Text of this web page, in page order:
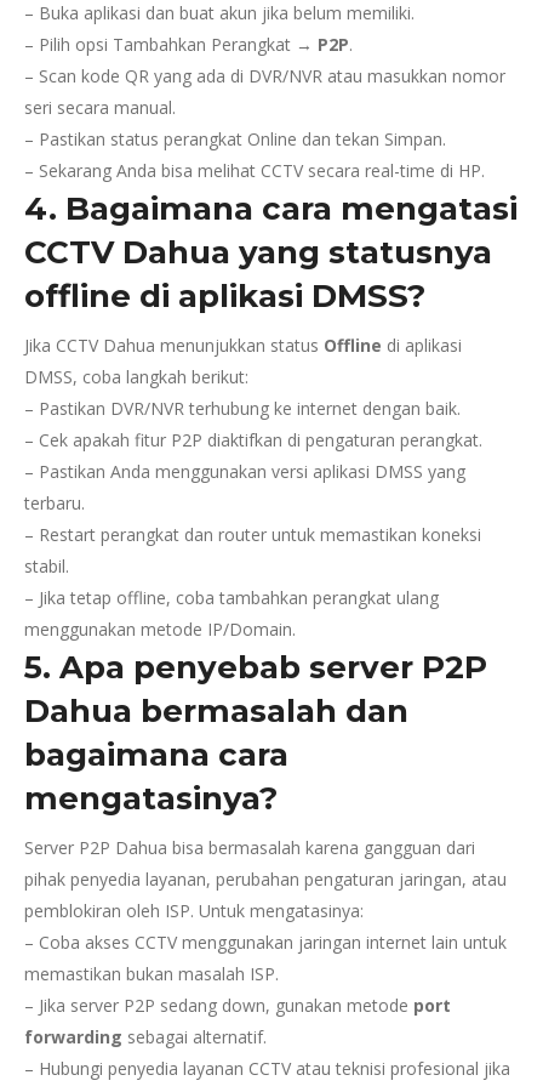
– Buka aplikasi dan buat akun jika belum memiliki.
– Pilih opsi Tambahkan Perangkat → P2P.
– Scan kode QR yang ada di DVR/NVR atau masukkan nomor
seri secara manual.
– Pastikan status perangkat Online dan tekan Simpan.
– Sekarang Anda bisa melihat CCTV secara real-time di HP.
4. Bagaimana cara mengatasi
CCTV Dahua yang statusnya
offline di aplikasi DMSS?
Jika CCTV Dahua menunjukkan status Offline di aplikasi
DMSS, coba langkah berikut:
– Pastikan DVR/NVR terhubung ke internet dengan baik.
– Cek apakah fitur P2P diaktifkan di pengaturan perangkat.
– Pastikan Anda menggunakan versi aplikasi DMSS yang
terbaru.
– Restart perangkat dan router untuk memastikan koneksi
stabil.
– Jika tetap offline, coba tambahkan perangkat ulang
menggunakan metode IP/Domain.
5. Apa penyebab server P2P
Dahua bermasalah dan
bagaimana cara
mengatasinya?
Server P2P Dahua bisa bermasalah karena gangguan dari
pihak penyedia layanan, perubahan pengaturan jaringan, atau
pemblokiran oleh ISP. Untuk mengatasinya:
– Coba akses CCTV menggunakan jaringan internet lain untuk
memastikan bukan masalah ISP.
– Jika server P2P sedang down, gunakan metode port
forwarding sebagai alternatif.
– Hubungi penyedia layanan CCTV atau teknisi profesional jika